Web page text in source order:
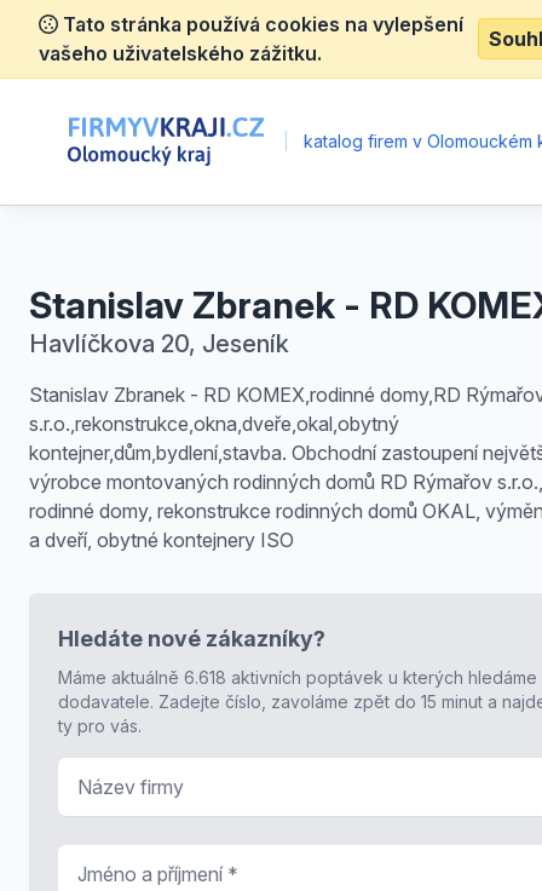
Tato stránka používá cookies na vylepšení
vašeho uživatelského zážitku.
katalog firem v Olomouckém
Stanislav Zbranek - RD
Havlíčkova 20, Jeseník
Stanislav Zbranek - RD KOMEX,rodinné domy,RD
s.r.o.,rekonstrukce,okna,dveře,okal,obytný
kontejner,dům,bydlení,stavba. Obchodní zastoupení
výrobce montovaných rodinných domů RD Rýmařov s.r.o.,
rodinné domy, rekonstrukce rodinných domů OKAL,
a dveří, obytné kontejnery ISO
Hledáte nové zákazníky?
Máme aktuálně 6.618 aktivních poptávek u kterých hledáme
dodavatele. Zadejte číslo, zavoláme zpět do 15 minut a
ty pro vás.